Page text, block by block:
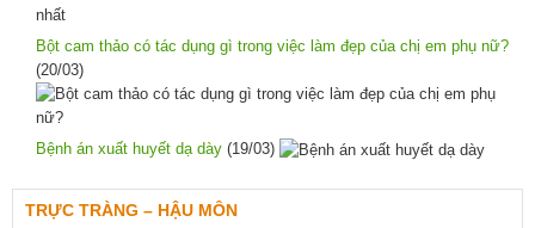
Bột cam thảo có tác dụng gì trong việc làm đẹp của chị em phụ nữ?
(20/03)
Bệnh án xuất huyết dạ dày (19/03)
TRỰC TRÀNG – HẬU MÔN